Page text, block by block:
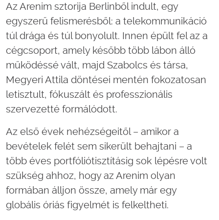
Az Arenim sztorija Berlinből indult, egy
egyszerű felismerésből: a telekommunikáció
túl drága és túl bonyolult. Innen épült fel az a
cégcsoport, amely később több lábon álló
működéssé vált, majd Szabolcs és társa,
Megyeri Attila döntései mentén fokozatosan
letisztult, fókuszált és professzionális
szervezetté formálódott.
Az első évek nehézségeitől – amikor a
bevételek felét sem sikerült behajtani – a
több éves portfóliótisztításig sok lépésre volt
szükség ahhoz, hogy az Arenim olyan
formában álljon össze, amely már egy
globális óriás figyelmét is felkeltheti.